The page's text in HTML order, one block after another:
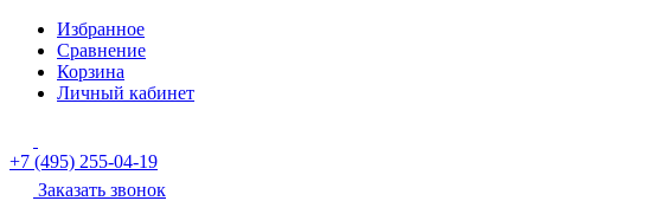
Избранное
Сравнение
Корзина
Личный кабинет
+7 (495) 255-04-19
Заказать звонок